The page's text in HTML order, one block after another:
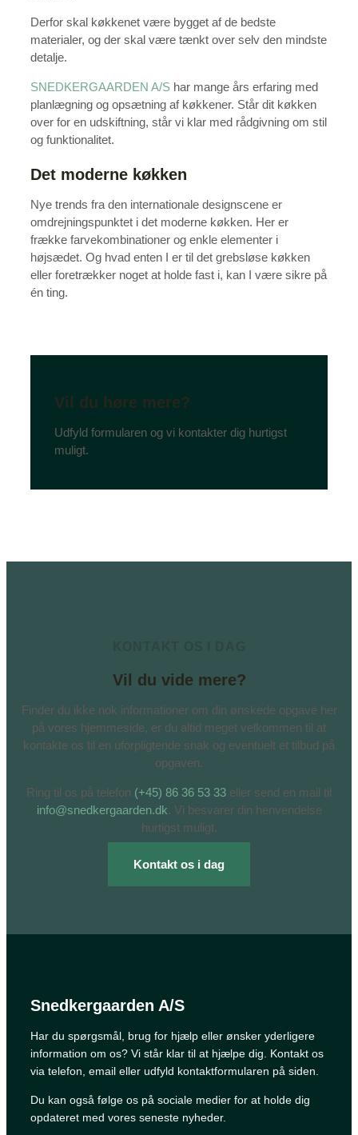
Derfor skal køkkenet være bygget af de bedste
materialer, og der skal være tænkt over selv den mindste
detalje.
SNEDKERGAARDEN A/S har mange års erfaring med
planlægning og opsætning af køkkener. Står dit køkken
over for en udskiftning, står vi klar med rådgivning om stil
og funktionalitet.
Det moderne køkken
Nye trends fra den internationale designscene er
omdrejningspunktet i det moderne køkken. Her er
frække farvekombinationer og enkle ­elementer i
højsædet. Og hvad enten I er til det grebsløse køkken
eller foretrækker noget at holde fast i, kan I være sikre på
én ting.
Vil du høre mere?
Udfyld formularen og vi kontakter dig hurtigst
muligt.
Vil du vide mere?
Finder du ikke nok informationer om din ønskede opgave her
på vores hjemmeside, er du altid meget velkommen til at
kontakte os til en uforpligtende snak og eventuelt et tilbud på
opgaven.
Ring til os på telefon (+45) 86 36 53 33 eller send en mail til
info@snedkergaarden.dk. Vi besvarer din henvendelse
hurtigst muligt.
Kontakt os i dag
Snedkergaarden A/S
Har du spørgsmål, brug for hjælp eller ønsker yderligere
information om os? Vi står klar til at hjælpe dig. Kontakt os
via telefon, email eller udfyld kontaktformularen på siden.
Du kan også følge os på sociale medier for at holde dig
opdateret med vores seneste nyheder.